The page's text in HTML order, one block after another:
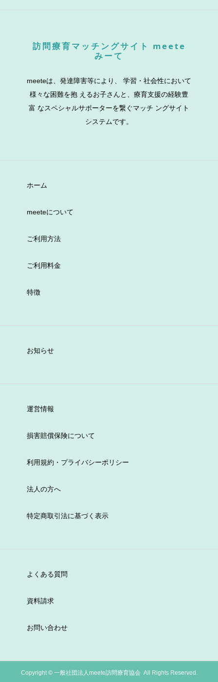
訪問療育マッチングサイト meete
みーて
meeteは、発達障害等により、 学習・社会性において
様々な困難を抱 えるお子さんと、療育支援の経験豊
富 なスペシャルサポーターを繋ぐマッチ ングサイト
システムです。
ホーム
meeteについて
ご利用方法
ご利用料金
特徴
お知らせ
運営情報
損害賠償保険について
利用規約・プライバシーポリシー
法人の方へ
特定商取引法に基づく表示
よくある質問
資料請求
お問い合わせ
Copyright ©一般社団法人meete訪問療育協会 All Rights Reserved.